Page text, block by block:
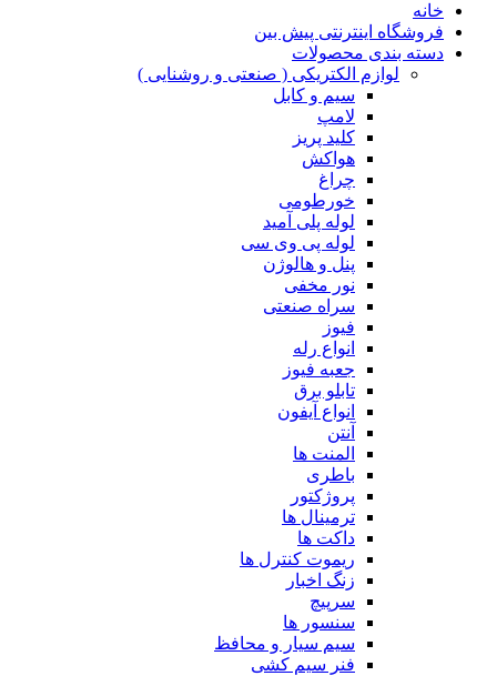
خانه
فروشگاه اینترنتی پیش بین
دسته بندی محصولات
لوازم الکتریکی ( صنعتی و روشنایی )
سیم و کابل
لامپ
کلید پریز
هواکش
چراغ
خورطومی
لوله پلی آمید
لوله پی وی سی
پنل و هالوژن
نور مخفی
سراه صنعتی
فیوز
انواع رله
جعبه فیوز
تابلو برق
انواع آیفون
آنتن
المنت ها
باطری
پروژکتور
ترمینال ها
داکت ها
ریموت کنترل ها
زنگ اخبار
سرپیچ
سنسور ها
سیم سیار و محافظ
فنر سیم کشی